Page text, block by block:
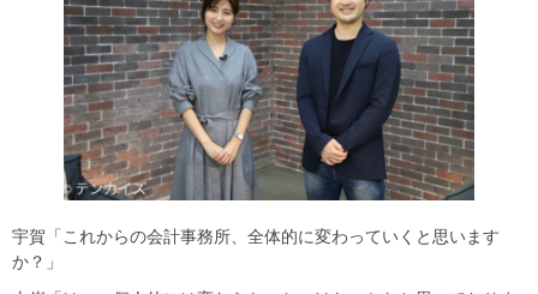
宇賀「これからの会計事務所、全体的に変わっていくと思います
か？」